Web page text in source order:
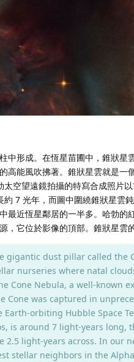
中形成。在恆星苗圃中，錐狀
高能風吹拂著。錐狀星雲就是
空望遠鏡拍攝的特寫合成照片
7 光年，而圖中圍繞錐狀星雲
最近恆星鄰居的一半多。哈勃
，它位於影像的頂部。錐狀星雲
gigantic dust pillar called the
nurseries where natal
Cone Nebula, a well-known
Cone was captured in
orbiting Hubble Space
is around 7 light-years
2.5 light-years across. In our
stellar neighbors in the